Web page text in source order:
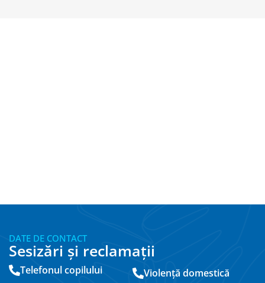
DATE DE CONTACT
Sesizări și reclamații
Telefonul copilului Violență domestică